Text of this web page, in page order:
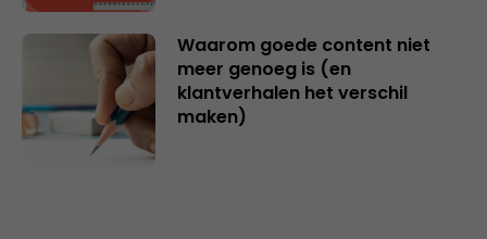
Waarom goede content niet
meer genoeg is (en
klantverhalen het verschil
maken)